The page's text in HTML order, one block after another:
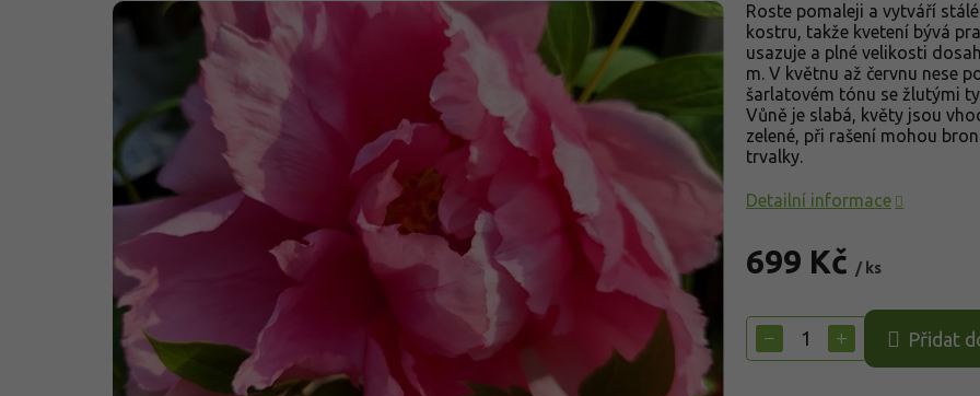
699 Kč / ks
cena:
+
− Přidat
Roste pomaleji a vytváří
kostru, takže kvetení bývá
usazuje a plné velikosti
m. V květnu až červnu nese
šarlatovém tónu se žlutými
Vůně je slabá, květy jsou
zelené, při rašení mohou
trvalky.
Detailní informace